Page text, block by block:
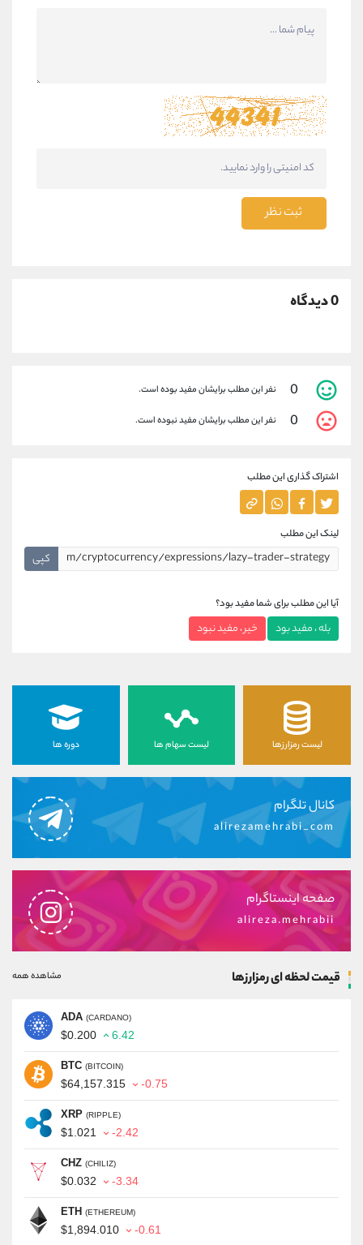
ثبت نظر
0 دیدگاه
0 نفر این مطلب برایشان مفید بوده است.
0 نفر این مطلب برایشان مفید نبوده است.
اشتراک گذاری این مطلب
لینک این مطلب
کپی
آیا این مطلب برای شما مفید بود؟
بله ، مفید بود خیر ، مفید نبود
لیست رمزارزها لیست سهام ها دوره ها
کانال تلگرام
alirezamehrabi_com
صفحه اینستاگرام
alireza.mehrabii
قیمت لحظه ای رمزارزها مشاهده همه
ADA (CARDANO)
$0.200 6.42
BTC (BITCOIN)
$64,157.315 -0.75
XRP (RIPPLE)
$1.021 -2.42
CHZ (CHILIZ)
$0.032 -3.34
ETH (ETHEREUM)
$1,894.010 -0.61